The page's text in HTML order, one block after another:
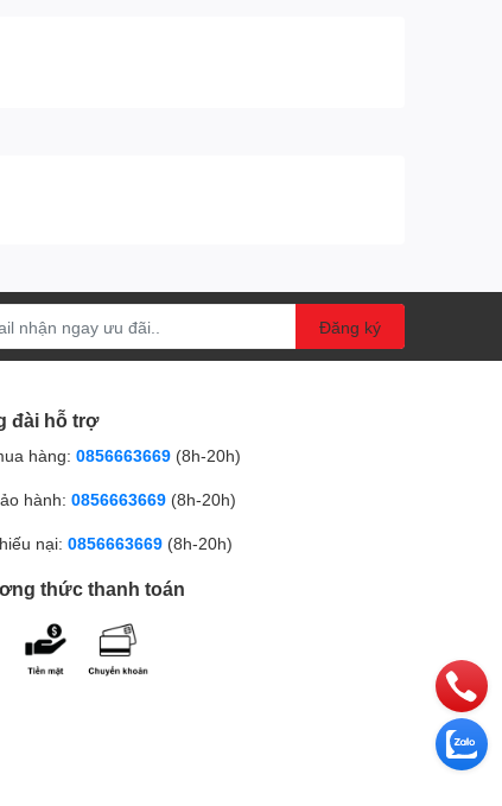
Đăng ký
đài hỗ trợ
hàng: 0856663669 (8h-20h)
hành: 0856663669 (8h-20h)
nại: 0856663669 (8h-20h)
thức thanh toán